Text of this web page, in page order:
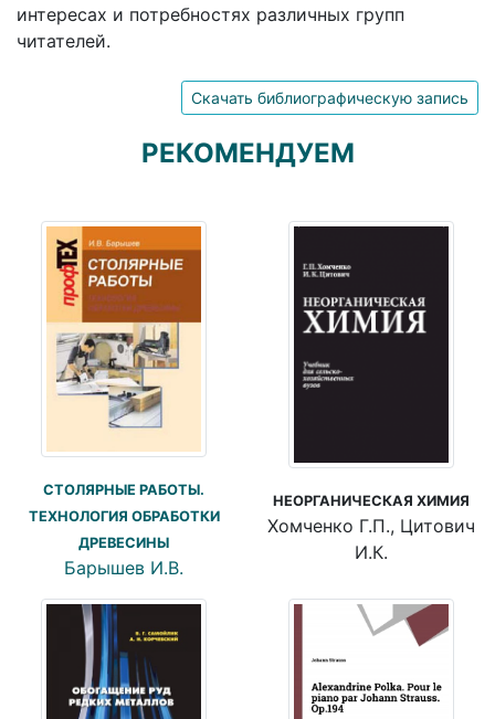
интересах и потребностях различных групп
читателей.
Скачать библиографическую запись
РЕКОМЕНДУЕМ
СТОЛЯРНЫЕ РАБОТЫ.
ТЕХНОЛОГИЯ ОБРАБОТКИ
ДРЕВЕСИНЫ
Барышев И.В.
НЕОРГАНИЧЕСКАЯ ХИМИЯ
Хомченко Г.П., Цитович
И.К.